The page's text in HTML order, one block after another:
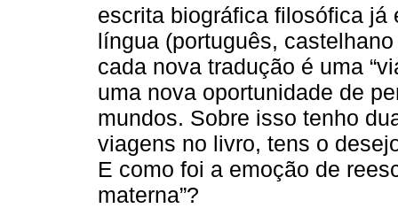
escrita biográfica filosófica já
língua (português,
cada nova tradução é uma
uma nova oportunidade de
mundos. Sobre isso tenho
viagens no livro, tens o
E como foi a emoção de
materna”?